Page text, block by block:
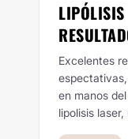
LIPÓLISIS
Excelentes
en manos
lipolisis laser,